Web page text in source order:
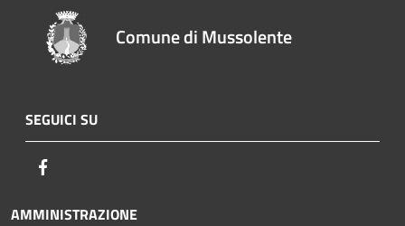
Comune di Mussolente
SEGUICI SU
AMMINISTRAZIONE